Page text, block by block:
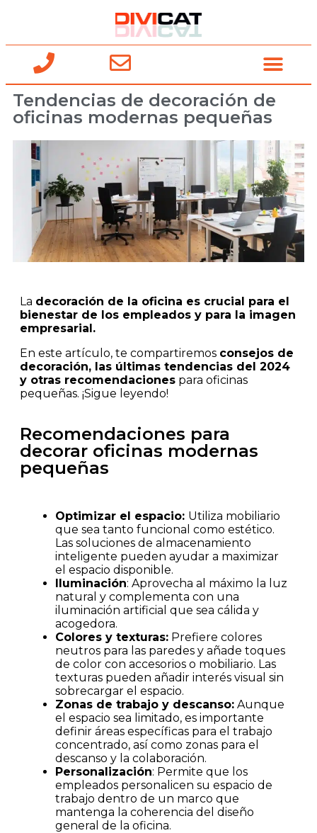
Tendencias de decoración de
oficinas modernas pequeñas
La decoración de la oficina es crucial para el
bienestar de los empleados y para la imagen
empresarial.
En este artículo, te compartiremos consejos de
decoración, las últimas tendencias del 2024
y otras recomendaciones para oficinas
pequeñas. ¡Sigue leyendo!
Recomendaciones para
decorar oficinas modernas
pequeñas
Optimizar el espacio: Utiliza mobiliario
que sea tanto funcional como estético.
Las soluciones de almacenamiento
inteligente pueden ayudar a maximizar
el espacio disponible.
Iluminación: Aprovecha al máximo la luz
natural y complementa con una
iluminación artificial que sea cálida y
acogedora.
Colores y texturas: Prefiere colores
neutros para las paredes y añade toques
de color con accesorios o mobiliario. Las
texturas pueden añadir interés visual sin
sobrecargar el espacio.
Zonas de trabajo y descanso: Aunque
el espacio sea limitado, es importante
definir áreas específicas para el trabajo
concentrado, así como zonas para el
descanso y la colaboración.
Personalización: Permite que los
empleados personalicen su espacio de
trabajo dentro de un marco que
mantenga la coherencia del diseño
general de la oficina.